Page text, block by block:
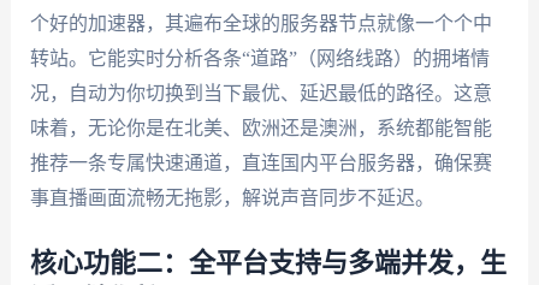
个好的加速器，其遍布全球的服务器节点就像一个个中
转站。它能实时分析各条“道路”（网络线路）的拥堵情
况，自动为你切换到当下最优、延迟最低的路径。这意
味着，无论你是在北美、欧洲还是澳洲，系统都能智能
推荐一条专属快速通道，直连国内平台服务器，确保赛
事直播画面流畅无拖影，解说声音同步不延迟。
核心功能二：全平台支持与多端并发，生